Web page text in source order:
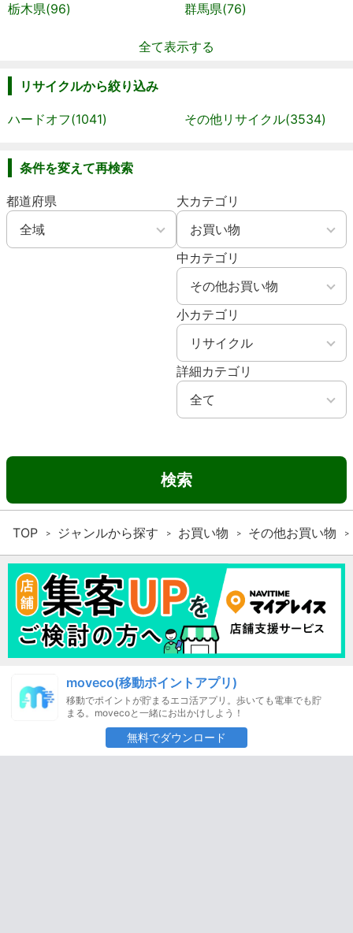
栃木県(96)
群馬県(76)
全て表示する
リサイクルから絞り込み
ハードオフ(1041) その他リサイクル(3534)
条件を変えて再検索
都道府県 大カテゴリ
中カテゴリ
小カテゴリ
詳細カテゴリ
検索
TOP ジャンルから探す お買い物 その他お買い物
moveco(移動ポイントアプリ)
移動でポイントが貯まるエコ活アプリ。歩いても電車でも貯
まる。movecoと一緒にお出かけしよう！
無料でダウンロード